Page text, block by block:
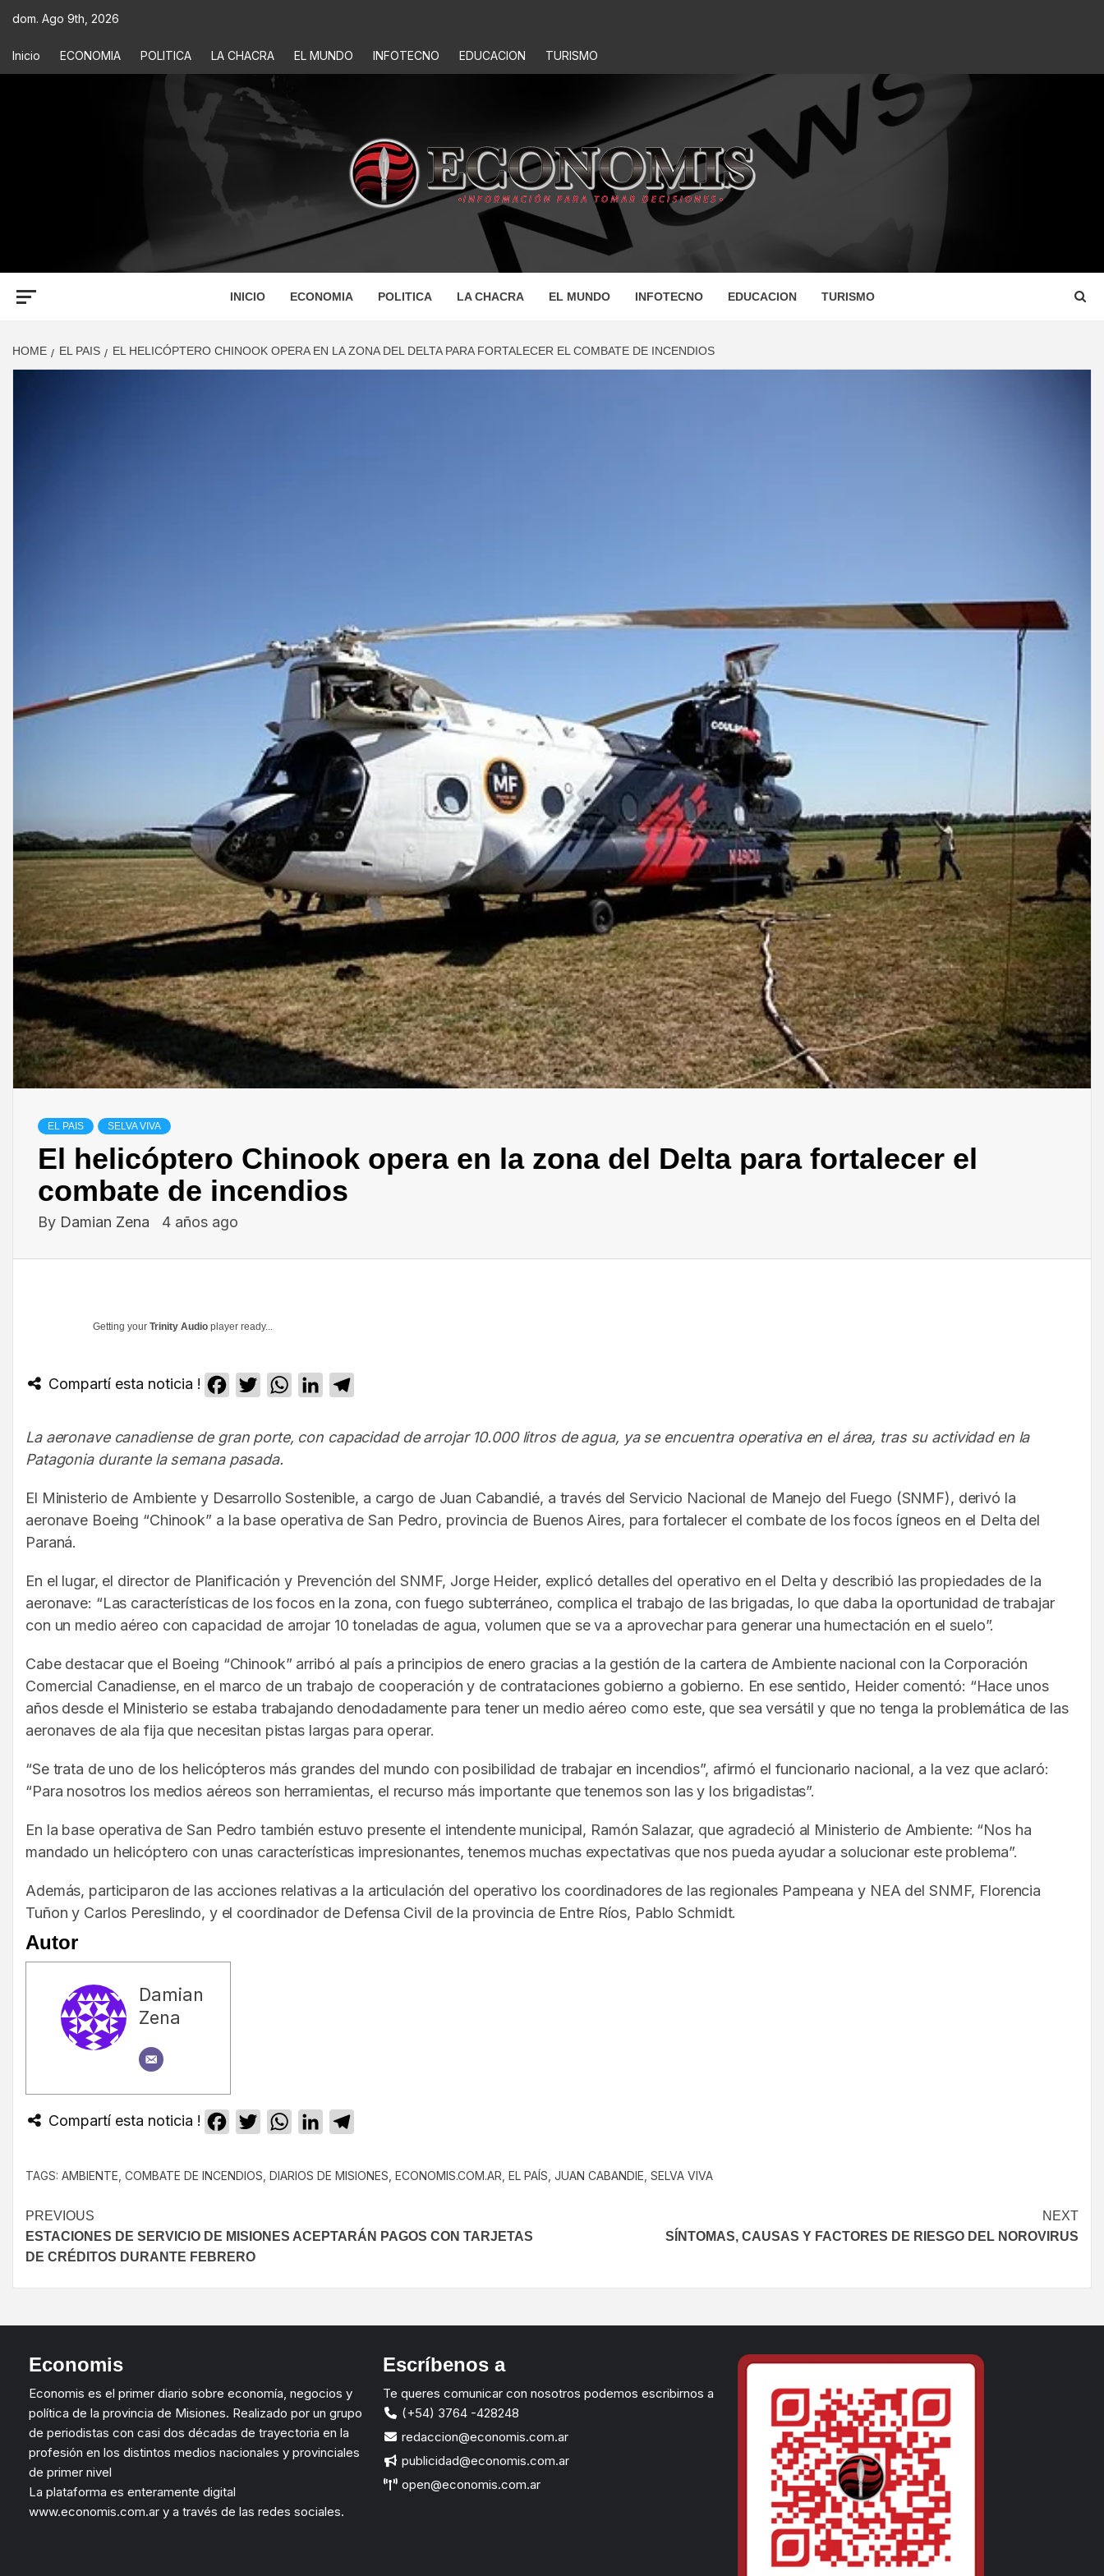
dom. Ago 9th, 2026
Inicio ECONOMIA POLITICA LA CHACRA EL MUNDO INFOTECNO EDUCACION TURISMO
ECONOMIS
INICIO ECONOMIA POLITICA LA CHACRA EL MUNDO INFOTECNO EDUCACION TURISMO
HOME EL PAIS EL HELICÓPTERO CHINOOK OPERA EN LA ZONA DEL DELTA PARA FORTALECER EL COMBATE DE INCENDIOS
EL PAIS SELVA VIVA
El helicóptero Chinook opera en la zona del Delta para fortalecer el
combate de incendios
By Damian Zena 4 años ago
Getting your Trinity Audio player ready...
Compartí esta noticia ! Facebook
TwitterWhatsApp
LinkedIn
La aeronave canadiense de gran porte, con capacidad de arrojar 10.000 litros de agua, ya se encuentra operativa en el área, tras su actividad en la
Patagonia durante la semana pasada.
El Ministerio de Ambiente y Desarrollo Sostenible, a cargo de Juan Cabandié, a través del Servicio Nacional de Manejo del Fuego (SNMF), derivó la
aeronave Boeing “Chinook” a la base operativa de San Pedro, provincia de Buenos Aires, para fortalecer el combate de los focos ígneos en el Delta del
Paraná.
En el lugar, el director de Planificación y Prevención del SNMF, Jorge Heider, explicó detalles del operativo en el Delta y describió las propiedades de la
aeronave: “Las características de los focos en la zona, con fuego subterráneo, complica el trabajo de las brigadas, lo que daba la oportunidad de trabajar
con un medio aéreo con capacidad de arrojar 10 toneladas de agua, volumen que se va a aprovechar para generar una humectación en el suelo”.
Cabe destacar que el Boeing “Chinook” arribó al país a principios de enero gracias a la gestión de la cartera de Ambiente nacional con la Corporación
Comercial Canadiense, en el marco de un trabajo de cooperación y de contrataciones gobierno a gobierno. En ese sentido, Heider comentó: “Hace unos
años desde el Ministerio se estaba trabajando denodadamente para tener un medio aéreo como este, que sea versátil y que no tenga la problemática de las
aeronaves de ala fija que necesitan pistas largas para operar.
“Se trata de uno de los helicópteros más grandes del mundo con posibilidad de trabajar en incendios”, afirmó el funcionario nacional, a la vez que aclaró:
“Para nosotros los medios aéreos son herramientas, el recurso más importante que tenemos son las y los brigadistas”.
En la base operativa de San Pedro también estuvo presente el intendente municipal, Ramón Salazar, que agradeció al Ministerio de Ambiente: “Nos ha
mandado un helicóptero con unas características impresionantes, tenemos muchas expectativas que nos pueda ayudar a solucionar este problema”.
Además, participaron de las acciones relativas a la articulación del operativo los coordinadores de las regionales Pampeana y NEA del SNMF, Florencia
Tuñon y Carlos Pereslindo, y el coordinador de Defensa Civil de la provincia de Entre Ríos, Pablo Schmidt.
Autor
Damian
Zena
Compartí esta noticia ! Facebook
TwitterWhatsApp
LinkedIn
TAGS: AMBIENTE COMBATE DE INCENDIOS DIARIOS DE MISIONES ECONOMIS.COM.AR EL PAÍS JUAN CABANDIE SELVA VIVA
PREVIOUS
ESTACIONES DE SERVICIO DE MISIONES ACEPTARÁN PAGOS CON TARJETAS
DE CRÉDITOS DURANTE FEBRERO
NEXT
SÍNTOMAS, CAUSAS Y FACTORES DE RIESGO DEL NOROVIRUS
Economis
Economis es el primer diario sobre economía, negocios y
política de la provincia de Misiones. Realizado por un grupo
de periodistas con casi dos décadas de trayectoria en la
profesión en los distintos medios nacionales y provinciales
de primer nivel
La plataforma es enteramente digital
www.economis.com.ar y a través de las redes sociales.
Escríbenos a
Te queres comunicar con nosotros podemos escribirnos a
(+54) 3764 -428248
redaccion@economis.com.ar
publicidad@economis.com.ar
open@economis.com.ar